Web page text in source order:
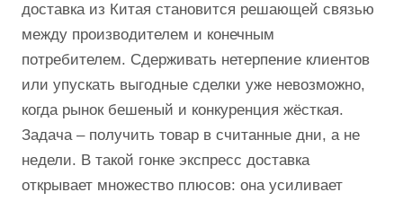
доставка из Китая становится решающей связью
между производителем и конечным
потребителем. Сдерживать нетерпение клиентов
или упускать выгодные сделки уже невозможно,
когда рынок бешеный и конкуренция жёсткая.
Задача – получить товар в считанные дни, а не
недели. В такой гонке экспресс доставка
открывает множество плюсов: она усиливает